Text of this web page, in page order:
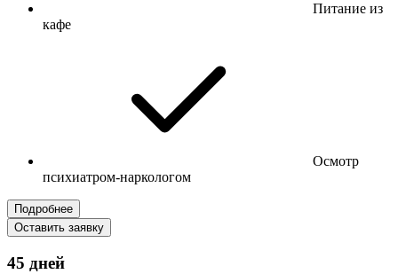
Питание из
кафе
Осмотр
психиатром-наркологом
Подробнее
Оставить заявку
45 дней